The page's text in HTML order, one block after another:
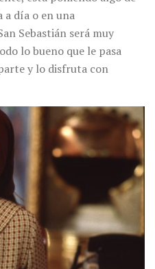
a día o en una
Sebastián será muy
lo bueno que le pasa
y lo disfruta con